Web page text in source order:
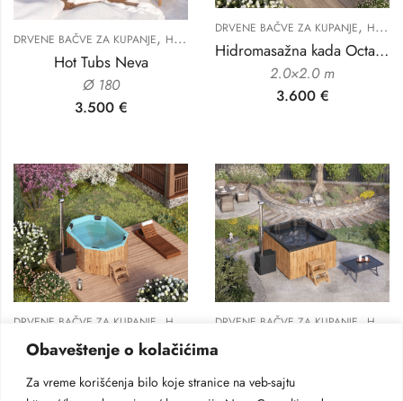
Obaveštenje o kolačićima
Za vreme korišćenja bilo koje stranice na veb-sajtu
DRVENE BAČVE ZA KUPANJE, HIDROMASAŽNE KADE ZA DVORIŠTE
Hot Tubs Neva
Ø 180
3.500 €
DRVENE BAČVE ZA KUPANJE, HIDROMASAŽNE KADE ZA DVORIŠTE
Hidromasažna kada Octa 2.0
2.0×2.0 m
3.600 €
DRVENE BAČVE ZA KUPANJE HIDROMASAŽNE KADE ZA DVORIŠTE
Hidromasažna kada Octa 2.4
3.800€
DRVENE BAČVE ZA KUPANJE HIDROMASAŽNE KADE ZA DVORIŠTE
3.800